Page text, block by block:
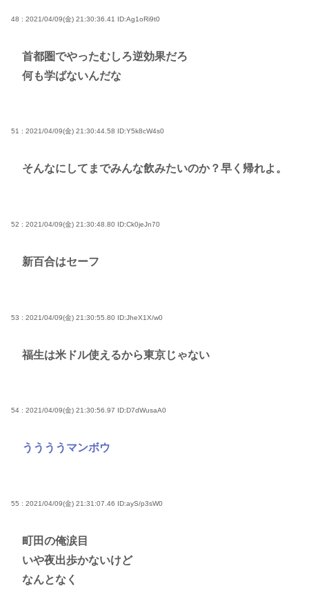
48 : 2021/04/09(金) 21:30:36.41 ID:Ag1oRi9t0
首都圏でやったむしろ逆効果だろ
何も学ばないんだな
51 : 2021/04/09(金) 21:30:44.58 ID:Y5k8cW4s0
そんなにしてまでみんな飲みたいのか？早く帰れよ。
52 : 2021/04/09(金) 21:30:48.80 ID:Ck0jeJn70
新百合はセーフ
53 : 2021/04/09(金) 21:30:55.80 ID:JheX1X/w0
福生は米ドル使えるから東京じゃない
54 : 2021/04/09(金) 21:30:56.97 ID:D7dWusaA0
ううううマンボウ
55 : 2021/04/09(金) 21:31:07.46 ID:ayS/p3sW0
町田の俺涙目
いや夜出歩かないけど
なんとなく